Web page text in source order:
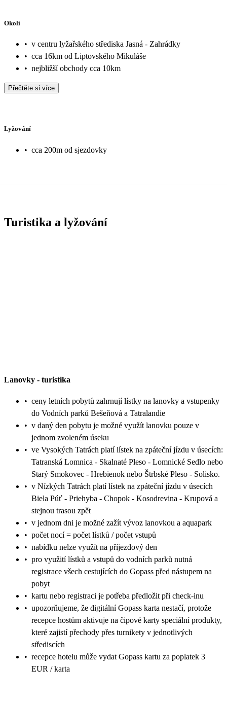
Okolí
• v centru lyžařského střediska Jasná - Zahrádky
• cca 16km od Liptovského Mikuláše
• nejbližší obchody cca 10km
Přečtěte si více
Lyžování
• cca 200m od sjezdovky
Turistika a lyžování
Lanovky - turistika
• ceny letních pobytů zahrnují lístky na lanovky a vstupenky
do Vodních parků Bešeňová a Tatralandie
• v daný den pobytu je možné využít lanovku pouze v
jednom zvoleném úseku
• ve Vysokých Tatrách platí lístek na zpáteční jízdu v úsecích:
Tatranská Lomnica - Skalnaté Pleso - Lomnické Sedlo nebo
Starý Smokovec - Hrebienok nebo Štrbské Pleso - Solisko.
• v Nízkých Tatrách platí lístek na zpáteční jízdu v úsecích
Biela Púť - Priehyba - Chopok - Kosodrevina - Krupová a
stejnou trasou zpět
• v jednom dni je možné zažít vývoz lanovkou a aquapark
• počet nocí = počet lístků / počet vstupů
• nabídku nelze využít na příjezdový den
• pro využití lístků a vstupů do vodních parků nutná
registrace všech cestujících do Gopass před nástupem na
pobyt
• kartu nebo registraci je potřeba předložit při check-inu
• upozorňujeme, že digitální Gopass karta nestačí, protože
recepce hostům aktivuje na čipové karty speciální produkty,
které zajistí přechody přes turnikety v jednotlivých
střediscích
• recepce hotelu může vydat Gopass kartu za poplatek 3
EUR / karta